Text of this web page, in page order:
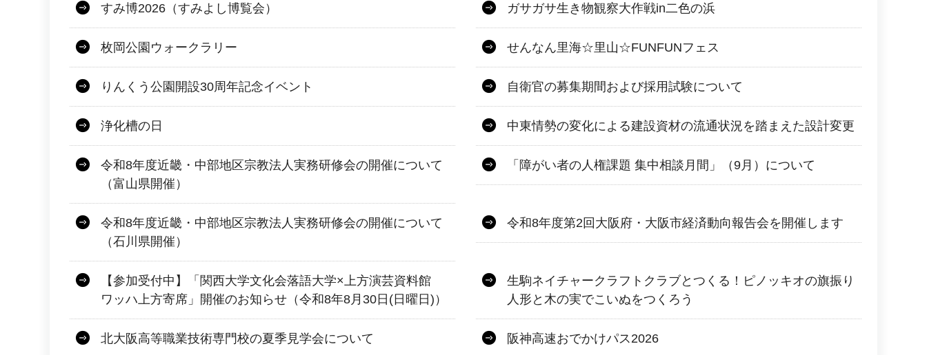
すみ博2026（すみよし博覧会） ガサガサ生き物観察大作戦in二色の浜
枚岡公園ウォークラリー せんなん里海☆里山☆FUNFUNフェス
りんくう公園開設30周年記念イベント 自衛官の募集期間および採用試験について
浄化槽の日 中東情勢の変化による建設資材の流通状況を踏まえた設計変更
令和8年度近畿・中部地区宗教法人実務研修会の開催について
（富山県開催）
「障がい者の人権課題 集中相談月間」（9月）について
令和8年度近畿・中部地区宗教法人実務研修会の開催について
（石川県開催）
令和8年度第2回大阪府・大阪市経済動向報告会を開催します
【参加受付中】「関西大学文化会落語大学×上方演芸資料館
ワッハ上方寄席」開催のお知らせ（令和8年8月30日(日曜日)）
生駒ネイチャークラフトクラブとつくる！ピノッキオの旗振り
人形と木の実でこいぬをつくろう
北大阪高等職業技術専門校の夏季見学会について 阪神高速おでかけパス2026